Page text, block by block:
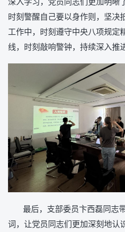
时刻警醒自己要以身作则，坚决
工作中，时刻遵守中央八项规定
线，时刻敲响警钟，持续深入推
最后，支部委员卞西磊同志
词，让党员同志们更加深刻地认